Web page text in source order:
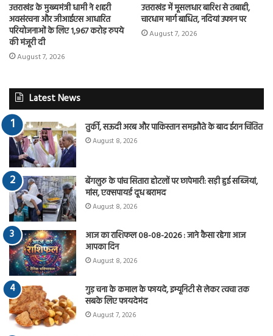
उत्तराखंड के मुख्यमंत्री धामी ने शहरी
अवसंरचना और जीआईएस आधारित
परियोजनाओं के लिए 1,967 करोड़ रुपये
की मंजूरी दी
August 7, 2026
उत्तराखंड में मूसलधार बारिश से तबाही,
चारधाम मार्ग बाधित, नदियां उफान पर
August 7, 2026
Latest News
तुर्की, सऊदी अरब और पाकिस्तान समझौते के बाद ईरान चिंतित
August 8, 2026
बेंगलुरु के पांच सितारा होटलों पर छापेमारी: सड़ी हुई सब्जियां,
मांस, एक्सपायर्ड दूध बरामद
August 8, 2026
आज का राशिफल 08-08-2026 : जाने कैसा रहेगा आज
आपका दिन
August 8, 2026
गुड़ चना के कमाल के फायदे, इम्यूनिटी से लेकर त्वचा तक
सबके लिए फायदेमंद
August 7, 2026